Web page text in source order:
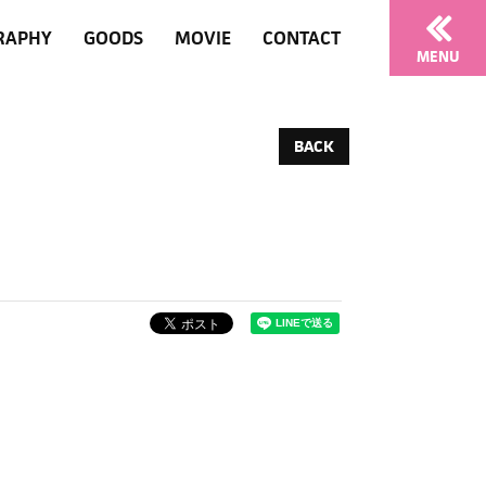
GOODS MOVIE CONTACT
MENU
BACK